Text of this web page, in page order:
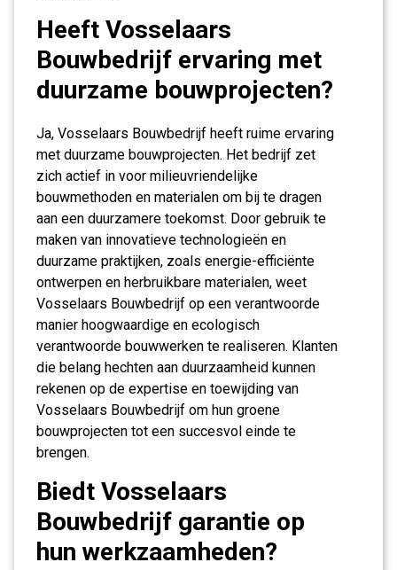
Heeft Vosselaars
Bouwbedrijf ervaring met
duurzame bouwprojecten?
Ja, Vosselaars Bouwbedrijf heeft ruime ervaring
met duurzame bouwprojecten. Het bedrijf zet
zich actief in voor milieuvriendelijke
bouwmethoden en materialen om bij te dragen
aan een duurzamere toekomst. Door gebruik te
maken van innovatieve technologieën en
duurzame praktijken, zoals energie-efficiënte
ontwerpen en herbruikbare materialen, weet
Vosselaars Bouwbedrijf op een verantwoorde
manier hoogwaardige en ecologisch
verantwoorde bouwwerken te realiseren. Klanten
die belang hechten aan duurzaamheid kunnen
rekenen op de expertise en toewijding van
Vosselaars Bouwbedrijf om hun groene
bouwprojecten tot een succesvol einde te
brengen.
Biedt Vosselaars
Bouwbedrijf garantie op
hun werkzaamheden?